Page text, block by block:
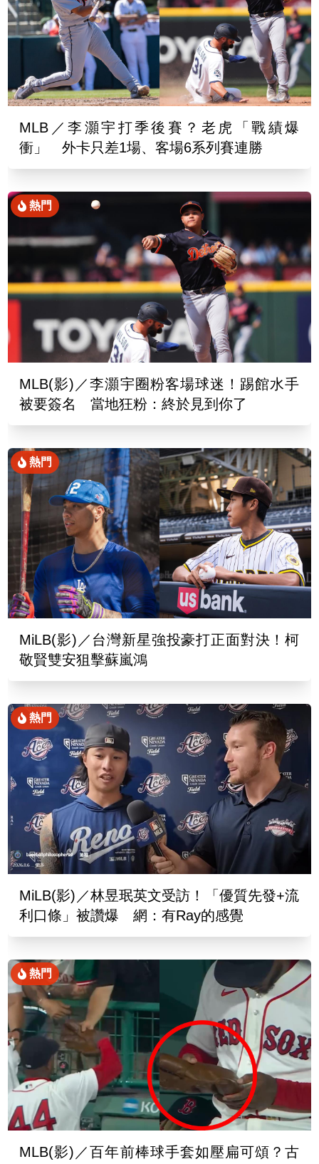
MLB／李灝宇打季後賽？老虎「戰績爆
衝」 外卡只差1場、客場6系列賽連勝
熱門
MLB(影)／李灝宇圈粉客場球迷！踢館水手
被要簽名 當地狂粉：終於見到你了
熱門
MiLB(影)／台灣新星強投豪打正面對決！柯
敬賢雙安狙擊蘇嵐鴻
熱門
MiLB(影)／林昱珉英文受訪！「優質先發+流
利口條」被讚爆 網：有Ray的感覺
熱門
MLB(影)／百年前棒球手套如壓扁可頌？古